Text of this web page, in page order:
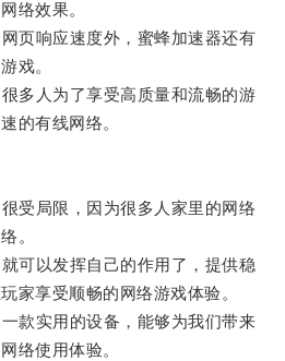
络效果。
响应速度外，蜜蜂加速器还有
戏。
人为了享受高质量和流畅的游
的有线网络。
局限，因为很多人家里的网络
。
以发挥自己的作用了，提供稳
家享受顺畅的网络游戏体验。
实用的设备，能够为我们带来
络使用体验。